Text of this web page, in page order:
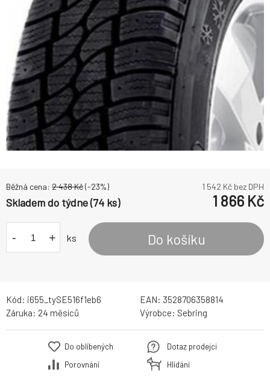
Běžná cena: 2 438Kč(-23%) 1 542 Kč bez DPH
Skladem do týdne (74 ks) 1 866 Kč
- + ks Do košíku
Kód: i655_tySE516f1eb6 EAN: 3528706358814
Záruka: 24 měsíců Výrobce: Sebring
Do oblíbených
Porovnání
Dotaz prodejci
Hlídání